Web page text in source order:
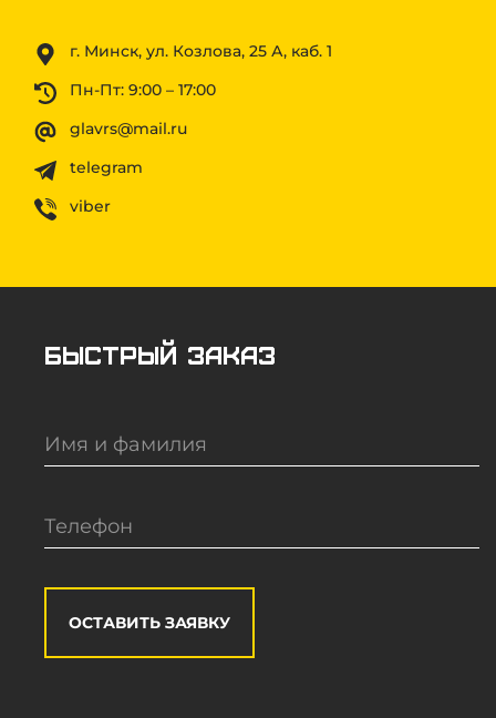
г. Минск, ул. Козлова, 25 А, каб. 1
Пн-Пт: 9:00 – 17:00
glavrs@mail.ru
telegram
viber
Быстрый заказ
ОСТАВИТЬ ЗАЯВКУ